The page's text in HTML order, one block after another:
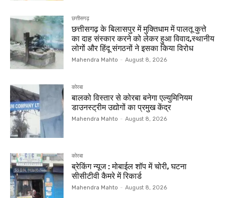
छत्तीसगढ़
छत्तीसगढ़ के बिलासपुर में मुक्तिधाम में पालतू कुत्ते
का दाह संस्कार करने को लेकर हुआ विवाद,स्थानीय
लोगों और हिंदू संगठनों ने इसका किया विरोध
Mahendra Mahto - August 8, 2026
कोरबा
बालको विस्तार से कोरबा बनेगा एल्युमिनियम
डाउनस्ट्रीम उद्योगों का प्रमुख केंद्र
Mahendra Mahto - August 8, 2026
कोरबा
ब्रेकिंग न्यूज : मोबाईल शॉप में चोरी, घटना
सीसीटीवी कैमरे में रिकार्ड
Mahendra Mahto - August 8, 2026